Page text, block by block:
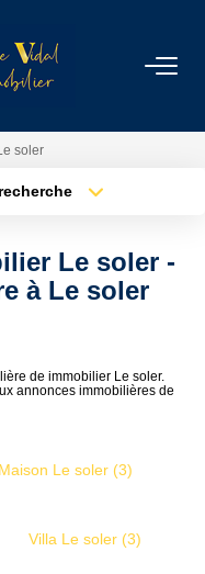
soler
min
Le soler -
à Le soler
de immobilier Le soler.
annonces immobilières de
Maison Le soler (3)
Villa Le soler (3)